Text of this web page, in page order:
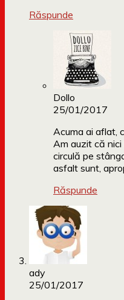
Răspunde
Dollo
25/01/2017
Acuma ai aflat,
Am auzit că nici
circulă pe
asfalt sunt,
Răspunde
ady
25/01/2017